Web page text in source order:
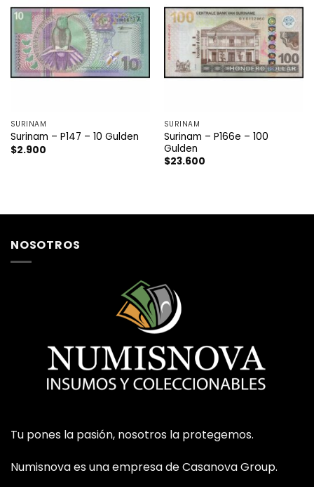
SURINAM
Surinam – P147 – 10 Gulden
$2.900
SURINAM
Surinam – P166e – 100
Gulden
$23.600
NOSOTROS
Tu pones la pasión, nosotros la protegemos.
Numisnova es una empresa de Casanova Group.